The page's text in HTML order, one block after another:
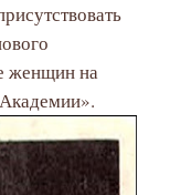
женщин на